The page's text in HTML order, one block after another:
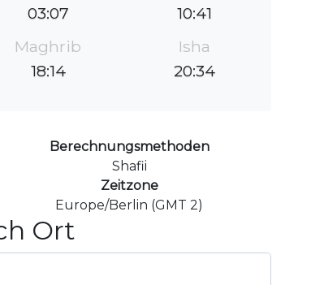
03:07
10:41
Maghrib
18:14
Isha
20:34
Berechnungsmethoden
Shafii
Zeitzone
Europe/Berlin (GMT 2)
Ort